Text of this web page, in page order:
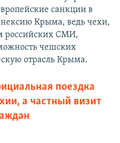
санкции в
Крыма, ведь чехи,
российских СМИ,
чешских
отрасль Крыма.
поездка
а частный визит